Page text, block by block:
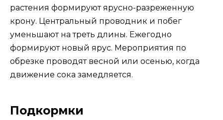
растения формируют ярусно-разреженную
крону. Центральный проводник и побег
уменьшают на треть длины. Ежегодно
формируют новый ярус. Мероприятия по
обрезке проводят весной или осенью, когда
движение сока замедляется.
Подкормки